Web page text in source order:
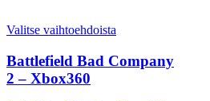
Valitse vaihtoehdoista
Battlefield Bad Company
2 – Xbox360